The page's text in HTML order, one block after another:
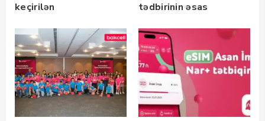
keçirilən
Bootcamp” başladı
tədbirinin əsas